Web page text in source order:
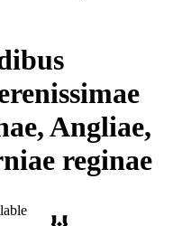
Angliae,
reginae